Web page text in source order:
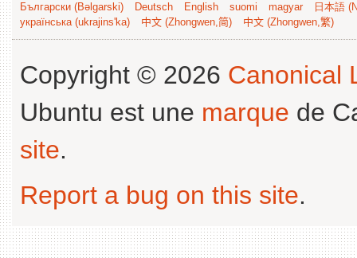
Български (Bəlgarski) Deutsch English suomi magyar
日本語
українська (ukrajins'ka)
中文 (Zhongwen,简) 中文 (Zhongwen,繁)
Copyright © 2026 Canonical
Ubuntu est une marque de
site.
Report a bug on this site.